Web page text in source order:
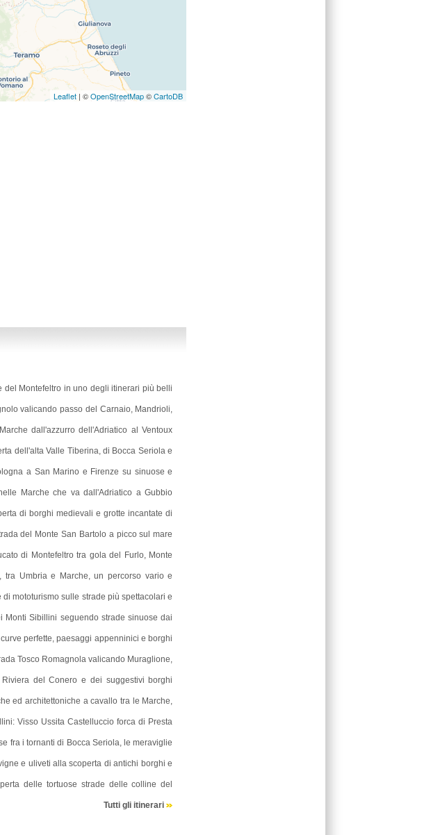
Leaflet| ©OpenStreetMap©CartoDB
del Montefeltro in uno degli itinerari più belli
valicando passo del Carnaio, Mandrioli,
dall'azzurro dell'Adriatico al Ventoux
dell'alta Valle Tiberina, di Bocca Seriola e
a San Marino e Firenze su sinuose e
Marche che va dall'Adriatico a Gubbio
di borghi medievali e grotte incantate di
del Monte San Bartolo a picco sul mare
di Montefeltro tra gola del Furlo, Monte
Umbria e Marche, un percorso vario e
mototurismo sulle strade più spettacolari e
Sibillini seguendo strade sinuose dai
perfette, paesaggi appenninici e borghi
Tosco Romagnola valicando Muraglione,
del Conero e dei suggestivi borghi
ed architettoniche a cavallo tra le Marche,
Visso Ussita Castelluccio forca di Presta
fra i tornanti di Bocca Seriola, le meraviglie
e uliveti alla scoperta di antichi borghi e
delle tortuose strade delle colline del
Tutti gli itinerari